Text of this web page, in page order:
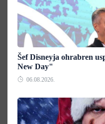
Šef Disneyja ohrabren
New Day"
06.08.2026.